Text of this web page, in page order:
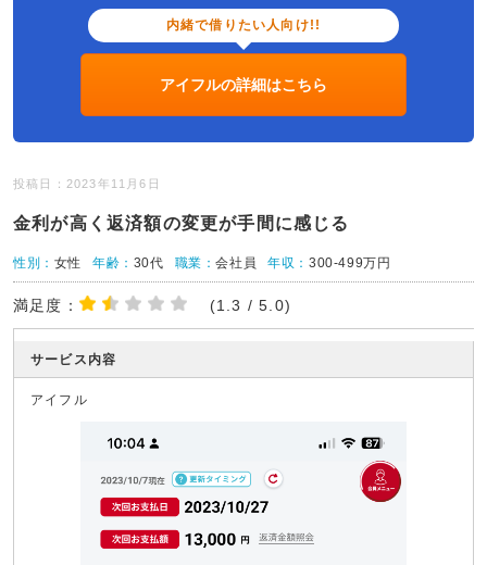
内緒で借りたい人向け!!
アイフルの詳細はこちら
投稿日：2023年11月6日
金利が高く返済額の変更が手間に感じる
性別： 女性 年齢： 30代 職業：会社員 年収：300-499万円
満足度： (1.3 / 5.0)
サービス内容
アイフル